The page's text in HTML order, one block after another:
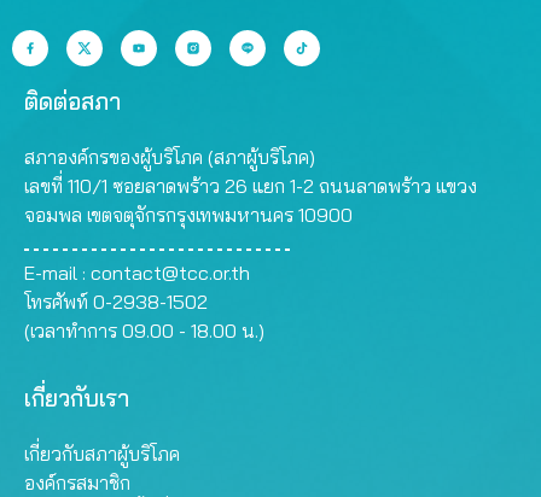
ติดต่อสภา
สภาองค์กรของผู้บริโภค (สภาผู้บริโภค)
เลขที่ 110/1 ซอยลาดพร้าว 26 แยก 1-2 ถนนลาดพร้าว แขวง
จอมพล เขตจตุจักรกรุงเทพมหานคร 10900
E-mail : contact@tcc.or.th
โทรศัพท์ 0-2938-1502
(เวลาทำการ 09.00 - 18.00 น.)
เกี่ยวกับเรา
เกี่ยวกับสภาผู้บริโภค
องค์กรสมาชิก